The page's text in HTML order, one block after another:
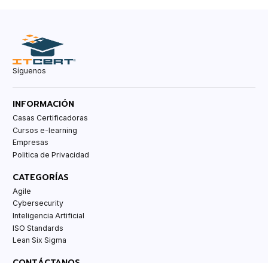
Síguenos
INFORMACIÓN
Casas Certificadoras
Cursos e-learning
Empresas
Politica de Privacidad
CATEGORÍAS
Agile
Cybersecurity
Inteligencia Artificial
ISO Standards
Lean Six Sigma